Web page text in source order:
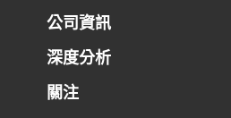
公司資訊
深度分析
關注